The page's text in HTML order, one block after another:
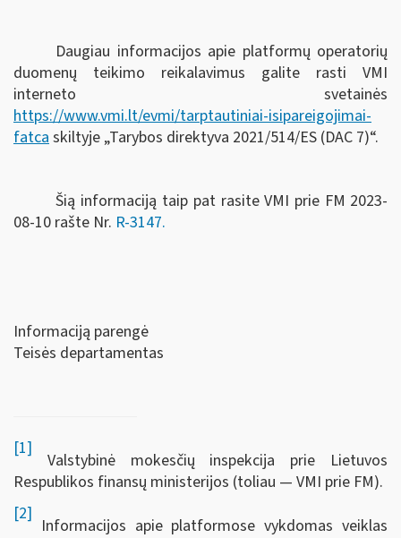
Daugiau informacijos apie platformų operatorių
duomenų teikimo reikalavimus galite rasti VMI
interneto svetainės
https://www.vmi.lt/evmi/tarptautiniai-isipareigojimai-
fatcaskiltyje „Tarybos direktyva 2021/514/ES (DAC 7)“.
Šią informaciją taip pat rasite VMI prie FM 2023-
08-10 rašte Nr. R-3147.
Informaciją parengė
Teisės departamentas
[1]
Valstybinė mokesčių inspekcija prie Lietuvos
Respublikos finansų ministerijos (toliau — VMI prie FM).
[2]
Informacijos apie platformose vykdomas veiklas